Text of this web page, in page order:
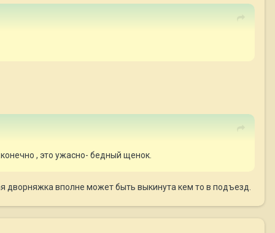
, это ужасно- бедный щенок.
вполне может быть выкинута кем то в подъезд.